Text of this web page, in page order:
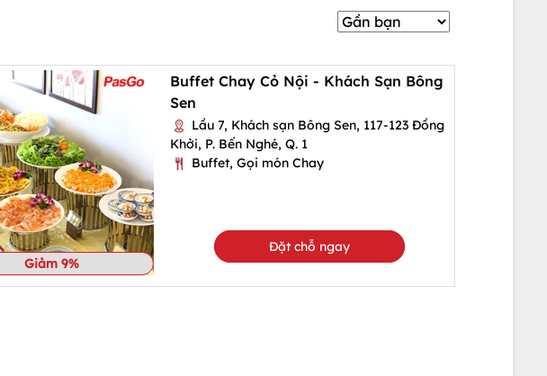
Giảm 9%
Buffet Chay Cỏ Nội - Khách Sạn Bông
Sen
Lầu 7, Khách sạn Bông Sen, 117-123 Đồng
Khởi, P. Bến Nghé, Q. 1
Buffet, Gọi món Chay
Đặt chỗ ngay